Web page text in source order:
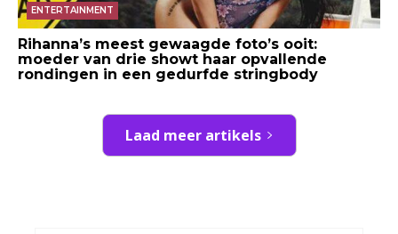
ENTERTAINMENT
Rihanna’s meest gewaagde foto’s ooit:
moeder van drie showt haar opvallende
rondingen in een gedurfde stringbody
Laad meer artikels